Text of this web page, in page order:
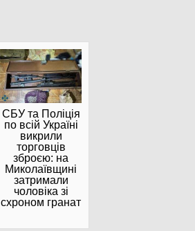
СБУ та Поліція
по всій Україні
викрили
торговців
зброєю: на
Миколаївщині
затримали
чоловіка зі
схроном гранат